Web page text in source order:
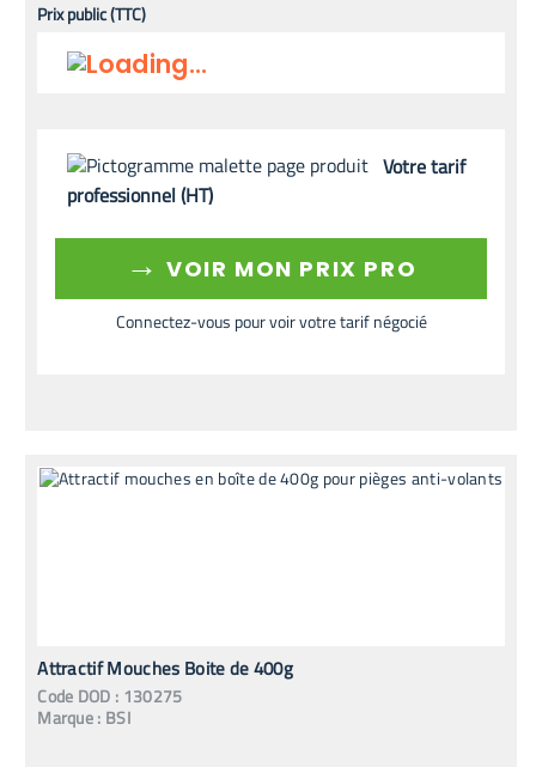
Prix public (TTC)
Votre tarif
professionnel (HT)
→ VOIR MON PRIX PRO
Connectez-vous pour voir votre tarif négocié
Attractif Mouches Boite de 400g
Code DOD : 130275
Marque : BSI